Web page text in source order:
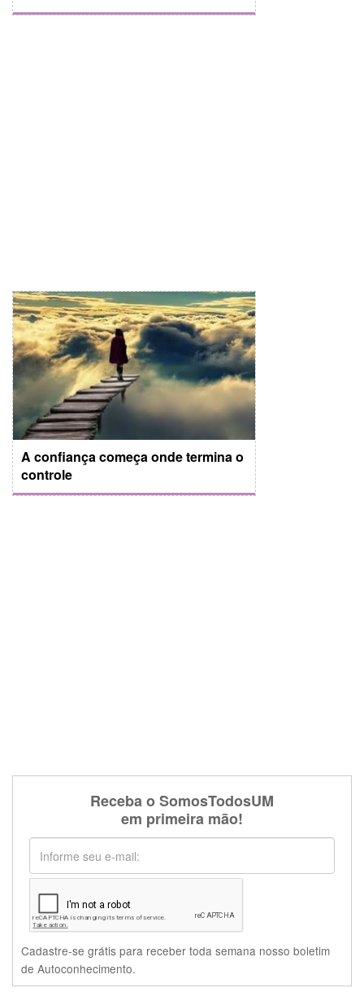
A confiança começa onde termina o
controle
Receba o SomosTodosUM
em primeira mão!
Cadastre-se grátis para receber toda semana nosso boletim
de Autoconhecimento.